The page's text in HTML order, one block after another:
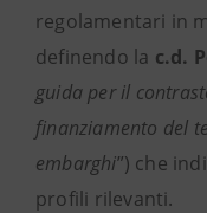
regolamentari in
definendo la c.d.
guida per il
finanziamento del
embarghi”) che
profili rilevanti.